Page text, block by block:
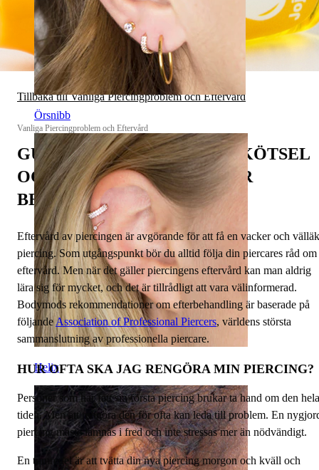
Örsnibb
Helix
Tillbaka till Vanliga Piercingproblem och Eftervård
Vanliga Piercingproblem och Eftervård
GUIDE FÖR EFTERVÅRD, SKÖTSEL
OCH HUR DU FÖREBYGGER
BESVÄR
Eftervård av piercingen är avgörande för att få en vacker och
piercing. Som utgångspunkt bör du alltid följa din piercares råd om
eftervård. Men när det gäller piercingens eftervård kan man aldrig
lära sig för mycket, och det är tillrådligt att vara välinformerad.
Bodymods rekommendationer om efterbehandling är baserade på
följandeAssociation of Professional Piercers, världens största
sammanslutning av professionella piercare.
HUR OFTA SKA JAG RENGÖRA MIN PIERCING?
Personer som har fått sin första piercing brukar ta hand om den hela
tiden. Men att rengöra den för ofta kan leda till problem. En
piercing måste lämnas i fred och inte stressas mer än nödvändigt.
En tumregel är att tvätta din nya piercing morgon och kväll och